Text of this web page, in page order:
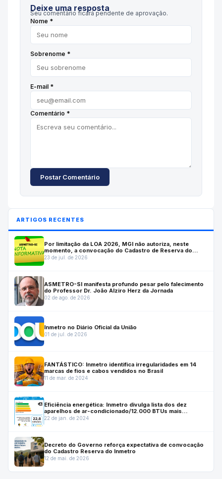
Deixe uma resposta
Seu comentário ficará pendente de aprovação.
Nome *
Sobrenome *
E-mail *
Comentário *
Postar Comentário
ARTIGOS RECENTES
Por limitação da LOA 2026, MGI não autoriza, neste
momento, a convocação do Cadastro de Reserva do
Inmetro; Autarquia solicitará a prorrogação do concurso
23 de jul. de 2026
ASMETRO-SI manifesta profundo pesar pelo falecimento
do Professor Dr. João Alziro Herz da Jornada
02 de ago. de 2026
Inmetro no Diário Oficial da União
01 de jul. de 2026
FANTÁSTICO: Inmetro identifica irregularidades em 14
marcas de fios e cabos vendidos no Brasil
11 de mar. de 2024
Eficiência energética: Inmetro divulga lista dos dez
aparelhos de ar-condicionado/12.000 BTUs mais
econômicos.
22 de jan. de 2024
Decreto do Governo reforça expectativa de convocação
do Cadastro Reserva do Inmetro
12 de mai. de 2026